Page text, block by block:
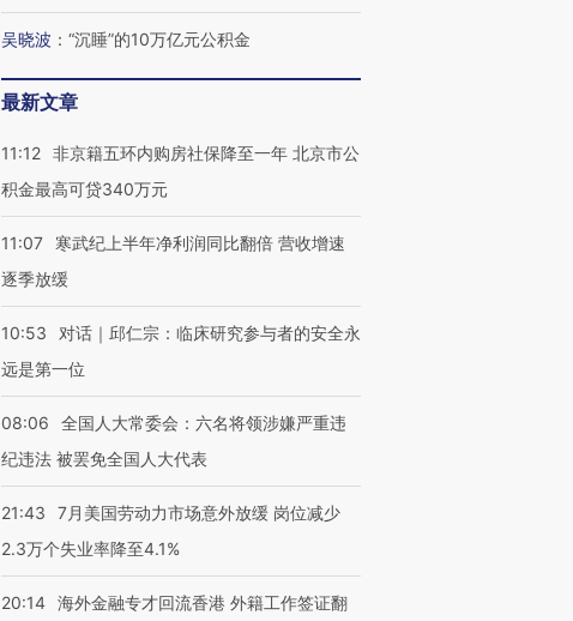
吴晓波 ： “沉睡”的10万亿元公积金
最新文章
11:12 非京籍五环内购房社保降至一年 北京市公
积金最高可贷340万元
11:07
寒武纪上半年净利润同比翻倍 营收增速
逐季放缓
10:53
对话｜邱仁宗：临床研究参与者的安全永
远是第一位
08:06
全国人大常委会：六名将领涉嫌严重违
纪违法 被罢免全国人大代表
21:43
7月美国劳动力市场意外放缓 岗位减少
2.3万个失业率降至4.1%
20:14 海外金融专才回流香港 外籍工作签证翻